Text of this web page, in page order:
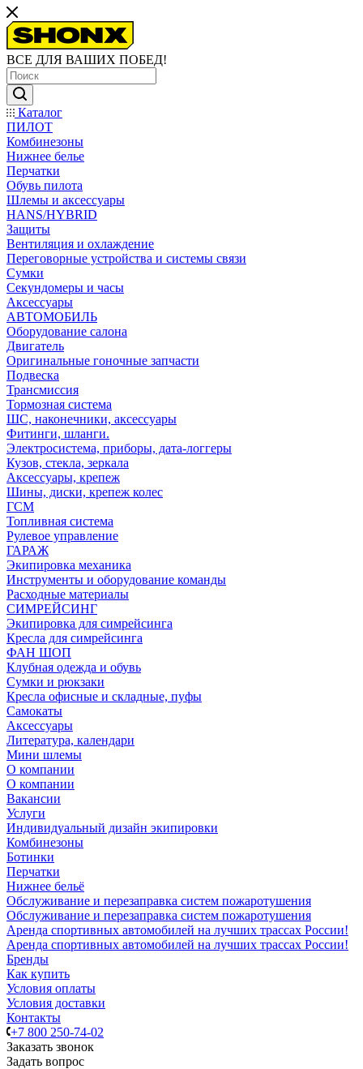
ВСЕ ДЛЯ ВАШИХ ПОБЕД!
Каталог
ПИЛОТ
Комбинезоны
Нижнее белье
Перчатки
Обувь пилота
Шлемы и аксессуары
HANS/HYBRID
Защиты
Вентиляция и охлаждение
Переговорные устройства и системы связи
Сумки
Секундомеры и часы
Аксессуары
АВТОМОБИЛЬ
Оборудование салона
Двигатель
Оригинальные гоночные запчасти
Подвеска
Трансмиссия
Тормозная система
ШС, наконечники, аксессуары
Фитинги, шланги.
Электросистема, приборы, дата-логгеры
Кузов, стекла, зеркала
Аксессуары, крепеж
Шины, диски, крепеж колес
ГСМ
Топливная система
Рулевое управление
ГАРАЖ
Экипировка механика
Инструменты и оборудование команды
Расходные материалы
СИМРЕЙСИНГ
Экипировка для симрейсинга
Кресла для симрейсинга
ФАН ШОП
Клубная одежда и обувь
Сумки и рюкзаки
Кресла офисные и складные, пуфы
Самокаты
Аксессуары
Литература, календари
Мини шлемы
О компании
О компании
Вакансии
Услуги
Индивидуальный дизайн экипировки
Комбинезоны
Ботинки
Перчатки
Нижнее бельё
Обслуживание и перезаправка систем пожаротушения
Обслуживание и перезаправка систем пожаротушения
Аренда спортивных автомобилей на лучших трассах России!
Аренда спортивных автомобилей на лучших трассах России!
Бренды
Как купить
Условия оплаты
Условия доставки
Контакты
+7 800 250-74-02
Заказать звонок
Задать вопрос